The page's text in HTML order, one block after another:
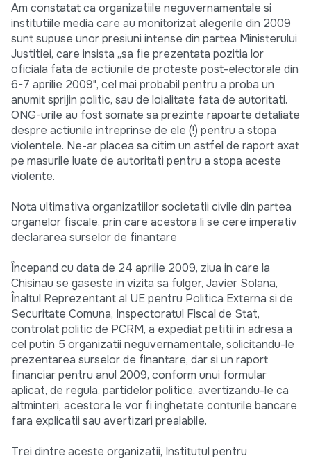
Am constatat ca organizatiile neguvernamentale si
institutiile media care au monitorizat alegerile din 2009
sunt supuse unor presiuni intense din partea Ministerului
Justitiei, care insista „sa fie prezentata pozitia lor
oficiala fata de actiunile de proteste post-electorale din
6-7 aprilie 2009", cel mai probabil pentru a proba un
anumit sprijin politic, sau de loialitate fata de autoritati.
ONG-urile au fost somate sa prezinte rapoarte detaliate
despre actiunile intreprinse de ele (!) pentru a stopa
violentele. Ne-ar placea sa citim un astfel de raport axat
pe masurile luate de autoritati pentru a stopa aceste
violente.
Nota ultimativa organizatiilor societatii civile din partea
organelor fiscale, prin care acestora li se cere imperativ
declararea surselor de finantare
Începand cu data de 24 aprilie 2009, ziua in care la
Chisinau se gaseste in vizita sa fulger, Javier Solana,
Înaltul Reprezentant al UE pentru Politica Externa si de
Securitate Comuna, Inspectoratul Fiscal de Stat,
controlat politic de PCRM, a expediat petitii in adresa a
cel putin 5 organizatii neguvernamentale, solicitandu-le
prezentarea surselor de finantare, dar si un raport
financiar pentru anul 2009, conform unui formular
aplicat, de regula, partidelor politice, avertizandu-le ca
altminteri, acestora le vor fi inghetate conturile bancare
fara explicatii sau avertizari prealabile.
Trei dintre aceste organizatii, Institutul pentru